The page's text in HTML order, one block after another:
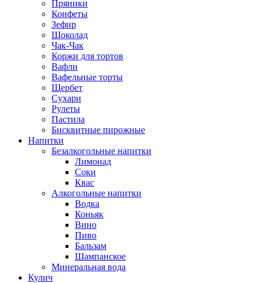
Пряники
Конфеты
Зефир
Шоколад
Чак-Чак
Коржи для тортов
Вафли
Вафельные торты
Щербет
Сухари
Рулеты
Пастила
Бисквитные пирожные
Напитки
Безалкогольные напитки
Лимонад
Соки
Квас
Алкогольные напитки
Водка
Коньяк
Вино
Пиво
Бальзам
Шампанское
Минеральная вода
Кулич